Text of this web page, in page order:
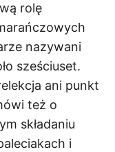
rolę
nazywani
sześciuset.
ani punkt
też o
składaniu
i